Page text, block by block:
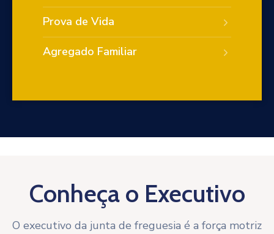
Prova de Vida
Agregado Familiar
Conheça o Executivo
O executivo da junta de freguesia é a força motriz